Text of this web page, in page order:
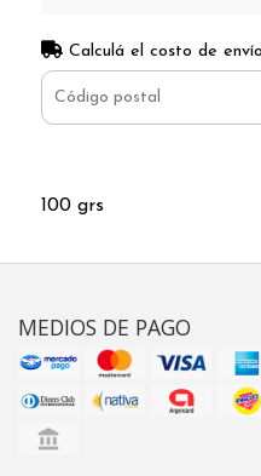
Calculá el costo de envío
100 grs
MEDIOS DE PAGO